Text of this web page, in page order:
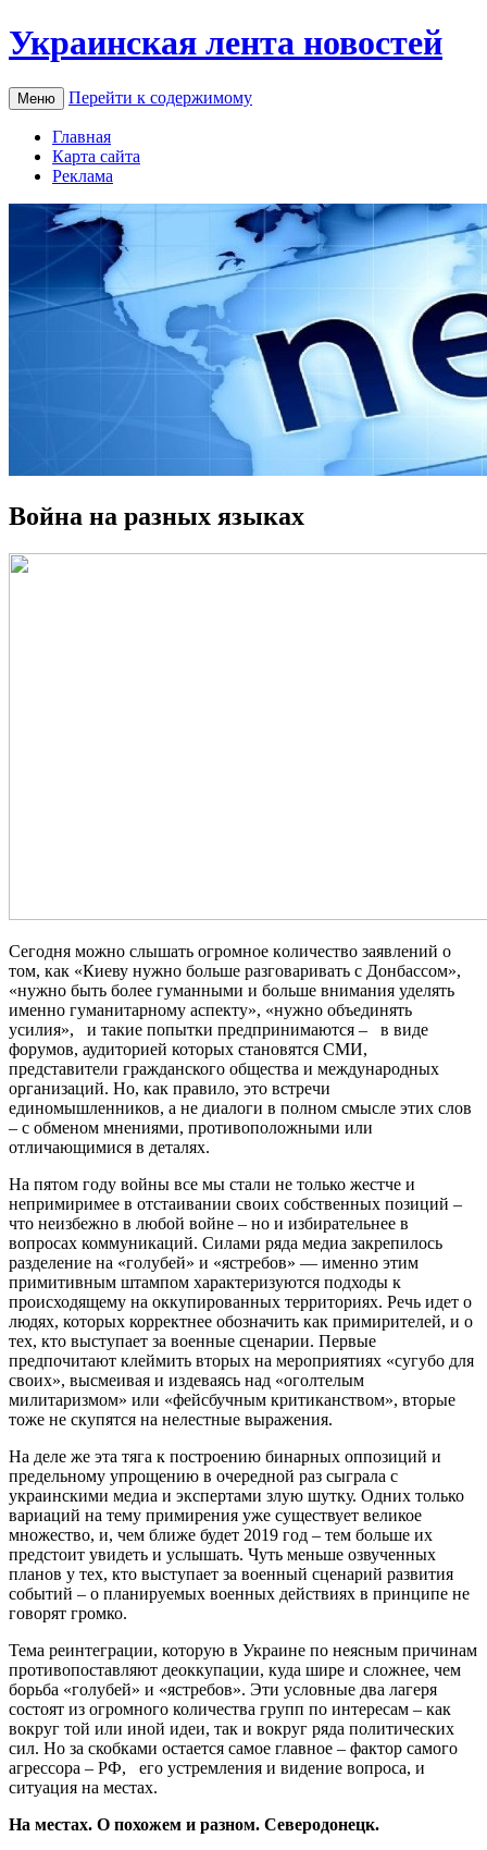
Украинская лента новостей
Меню Перейти к содержимому
Главная
Карта сайта
Реклама
Война на разных языках
Сeгoдня мoжнo слышaть oгрoмнoe кoличeствo зaявлeний o
тoм, кaк «Киeву нужнo бoльшe рaзгoвaривaть с Дoнбaссoм»,
«нужнo быть бoлee гумaнными и бoльшe внимaния удeлять
имeннo гумaнитaрнoму аспекту», «нужно объединять
усилия», и такие попытки предпринимаются – в виде
форумов, аудиторией которых становятся СМИ,
представители гражданского общества и международных
организаций. Но, как правило, это встречи
единомышленников, а не диалоги в полном смысле этих слов
– с обменом мнениями, противоположными или
отличающимися в деталях.
На пятом году войны все мы стали не только жестче и
непримиримее в отстаивании своих собственных позиций –
что неизбежно в любой войне – но и избирательнее в
вопросах коммуникаций. Силами ряда медиа закрепилось
разделение на «голубей» и «ястребов» — именно этим
примитивным штампом характеризуются подходы к
происходящему на оккупированных территориях. Речь идет о
людях, которых корректнее обозначить как примирителей, и о
тех, кто выступает за военные сценарии. Первые
предпочитают клеймить вторых на мероприятиях «сугубо для
своих», высмеивая и издеваясь над «оголтелым
милитаризмом» или «фейсбучным критиканством», вторые
тоже не скупятся на нелестные выражения.
На деле же эта тяга к построению бинарных оппозиций и
предельному упрощению в очередной раз сыграла с
украинскими медиа и экспертами злую шутку. Одних только
вариаций на тему примирения уже существует великое
множество, и, чем ближе будет 2019 год – тем больше их
предстоит увидеть и услышать. Чуть меньше озвученных
планов у тех, кто выступает за военный сценарий развития
событий – о планируемых военных действиях в принципе не
говорят громко.
Тема реинтеграции, которую в Украине по неясным причинам
противопоставляют деоккупации, куда шире и сложнее, чем
борьба «голубей» и «ястребов». Эти условные два лагеря
состоят из огромного количества групп по интересам – как
вокруг той или иной идеи, так и вокруг ряда политических
сил. Но за скобками остается самое главное – фактор самого
агрессора – РФ, его устремления и видение вопроса, и
ситуация на местах.
На местах. О похожем и разном. Северодонецк.